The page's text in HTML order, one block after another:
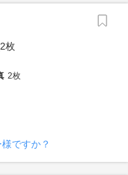
2枚
ですか？